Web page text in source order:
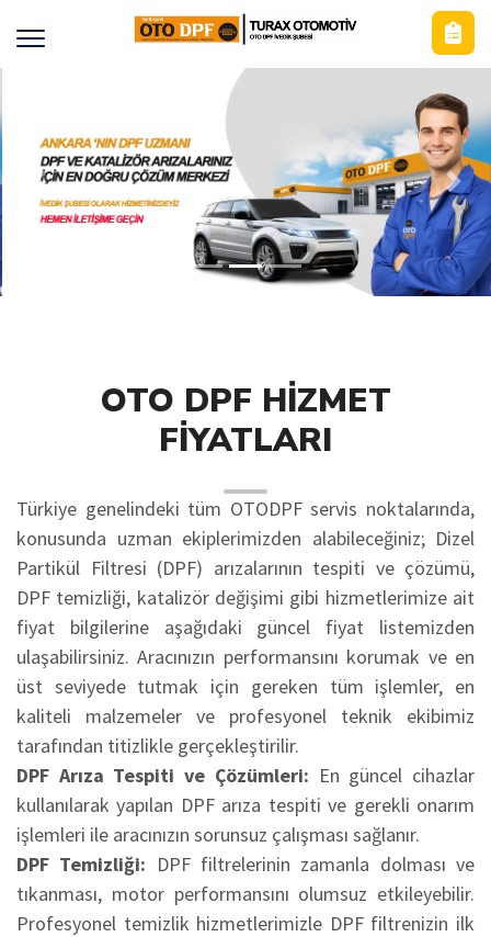
Previous
OTO DPF HİZMET
FİYATLARI
Türkiye genelindeki tüm OTODPF servis noktalarında,
konusunda uzman ekiplerimizden alabileceğiniz; Dizel
Partikül Filtresi (DPF) arızalarının tespiti ve çözümü,
DPF temizliği, katalizör değişimi gibi hizmetlerimize ait
fiyat bilgilerine aşağıdaki güncel fiyat listemizden
ulaşabilirsiniz. Aracınızın performansını korumak ve en
üst seviyede tutmak için gereken tüm işlemler, en
kaliteli malzemeler ve profesyonel teknik ekibimiz
tarafından titizlikle gerçekleştirilir.
DPF Arıza Tespiti ve Çözümleri: En güncel cihazlar
kullanılarak yapılan DPF arıza tespiti ve gerekli onarım
işlemleri ile aracınızın sorunsuz çalışması sağlanır.
DPF Temizliği: DPF filtrelerinin zamanla dolması ve
tıkanması, motor performansını olumsuz etkileyebilir.
Profesyonel temizlik hizmetlerimizle DPF filtrenizin ilk